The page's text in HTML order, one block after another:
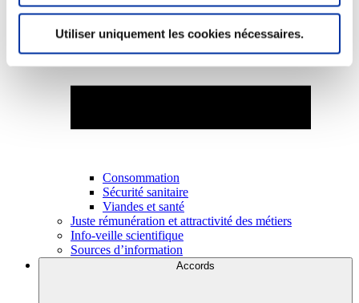
Utiliser uniquement les cookies nécessaires.
Consommation
Sécurité sanitaire
Viandes et santé
Juste rémunération et attractivité des métiers
Info-veille scientifique
Sources d’information
Accords